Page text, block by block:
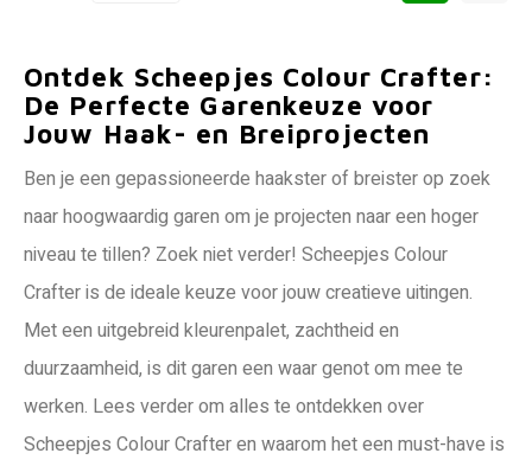
Ontdek Scheepjes Colour Crafter:
De Perfecte Garenkeuze voor
Jouw Haak- en Breiprojecten
Ben je een gepassioneerde haakster of breister op zoek
naar hoogwaardig garen om je projecten naar een hoger
niveau te tillen? Zoek niet verder! Scheepjes Colour
Crafter is de ideale keuze voor jouw creatieve uitingen.
Met een uitgebreid kleurenpalet, zachtheid en
duurzaamheid, is dit garen een waar genot om mee te
werken. Lees verder om alles te ontdekken over
Scheepjes Colour Crafter en waarom het een must-have is